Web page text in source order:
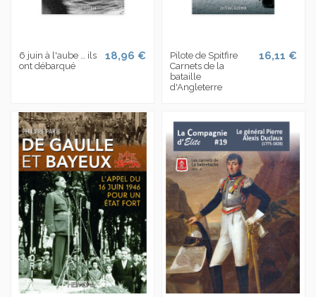
6 juin à l'aube … ils
ont débarqué
18,96 €
Pilote de Spitfire
Carnets de la
bataille
d'Angleterre
16,11 €